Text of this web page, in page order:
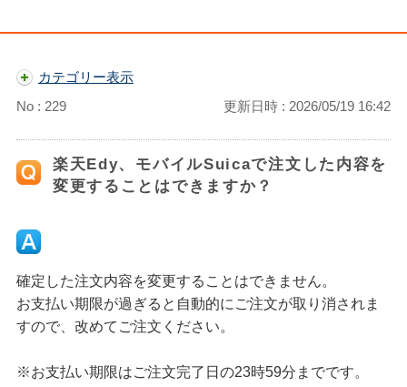
カテゴリー表示
No : 229
更新日時 : 2026/05/19 16:42
楽天Edy、モバイルSuicaで注文した内容を
変更することはできますか？
確定した注文内容を変更することはできません。
お支払い期限が過ぎると自動的にご注文が取り消されま
すので、改めてご注文ください。
※お支払い期限はご注文完了日の23時59分までです。